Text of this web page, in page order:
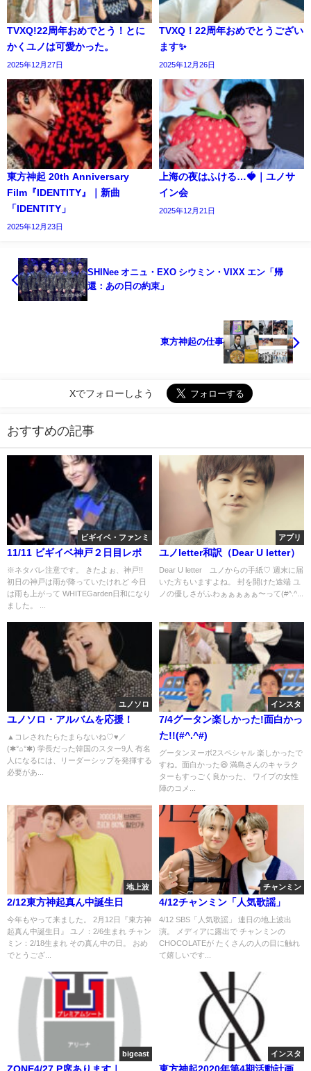
TVXQ!22周年おめでとう！とに
かくユノは可愛かった。
2025年12月27日
TVXQ！22周年おめでとうござい
ます✨️
2025年12月26日
東方神起 20th Anniversary
Film『IDENTITY』｜新曲
「IDENTITY」
2025年12月23日
上海の夜はふける…🍓｜ユノサ
イン会
2025年12月21日
SHINee オニュ・EXO シウミン・VIXX エン「帰
還：あの日の約束」
東方神起の仕事
Xでフォローしよう
おすすめの記事
ビギイベ・ファンミ
11/11 ビギイベ神戸２日目レポ
※ネタバレ注意です。 きたよぉ、神戸!!
初日の神戸は雨が降っていたけれど 今日
は雨も上がって WHITEGarden日和になり
ました。 ...
アプリ
ユノletter和訳（Dear U letter）
Dear U letter ユノからの手紙♡ 週末に届
いた方もいますよね。 封を開けた途端 ユ
ノの優しさがふわぁぁぁぁぁ〜って(#^.^...
ユノソロ
ユノソロ・アルバムを応援！
▲コレされたらたまらないね♡♥／
(✱°⌂°✱) 学長だった韓国のスター9人 有名
人になるには、リーダーシップを発揮する
必要があ...
インスタ
7/4グータン楽しかった!面白かっ
た!!(#^.^#)
グータンヌーボ2スペシャル 楽しかったで
すね。面白かった😆 満島さんのキャラク
ターもすっごく良かった、 ワイプの女性
陣のコメ...
地上波
2/12東方神起真ん中誕生日
今年もやって来ました。 2月12日『東方神
起真ん中誕生日』 ユノ：2/6生まれ チャン
ミン：2/18生まれ その真ん中の日。 おめ
でとうござ...
チャンミン
4/12チャンミン「人気歌謡」
4/12 SBS「人気歌謡」 連日の地上波出
演。 メディアに露出で チャンミンの
CHOCOLATEが たくさんの人の目に触れ
て嬉しいです...
bigeast インスタ